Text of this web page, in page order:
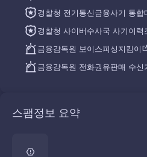
경찰청 전기통신금융사기 통합
경찰청 사이버수사국 사기이력
금융감독원 보이스피싱지킴이
금융감독원 전화권유판매 수신
스팸정보 요약